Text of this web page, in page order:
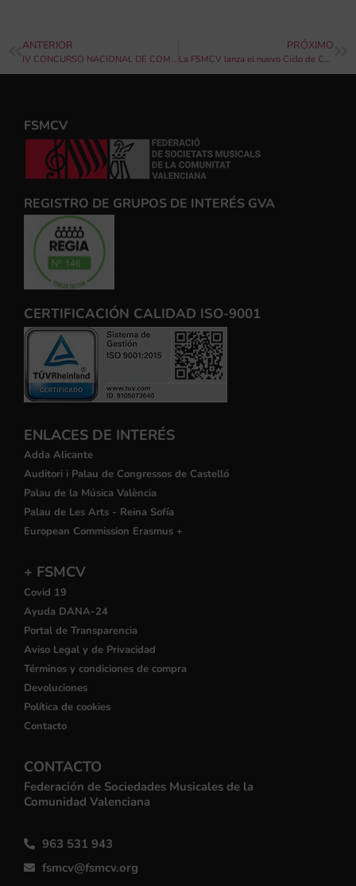
ANTERIOR
IV CONCURSO NACIONAL DE COMPOSICIÓN DE PASODOBLES “VILLA DE AYORA” 2024
PRÓXIMO
La FSMCV lanza el nuevo Ciclo de Conciertos de Música de Cámara de las Sociedades Musicales en la Alquería Julià
FSMCV
REGISTRO DE GRUPOS DE INTERÉS GVA
CERTIFICACIÓN CALIDAD ISO-9001
ENLACES DE INTERÉS
Adda Alicante
Auditori i Palau de Congressos de Castelló
Palau de la Música València
Palau de Les Arts - Reina Sofía
European Commission Erasmus +
+ FSMCV
Covid 19
Ayuda DANA-24
Portal de Transparencia
Aviso Legal y de Privacidad
Términos y condiciones de compra
Devoluciones
Política de cookies
Contacto
CONTACTO
Federación de Sociedades Musicales de la
Comunidad Valenciana
963 531 943
fsmcv@fsmcv.org